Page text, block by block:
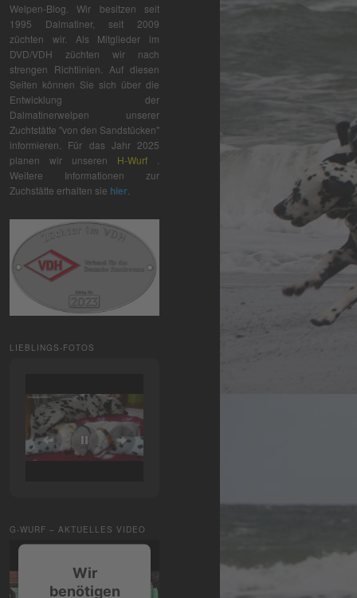
Welpen-Blog. Wir besitzen seit
1995 Dalmatiner, seit 2009
züchten wir. Als Mitglieder im
DVD/VDH züchten wir nach
strengen Richtlinien. Auf diesen
Seiten können Sie sich über die
Entwicklung der
Dalmatinerwelpen unserer
Zuchtstätte "von den Sandstücken"
informieren. Für das Jahr 2025
planen wir unseren H-Wurf
Weitere Informationen zur
Zuchstätte erhalten sie hier
LIEBLINGS-FOTOS
G-WURF – AKTUELLES VIDEO
Wir
benötigen